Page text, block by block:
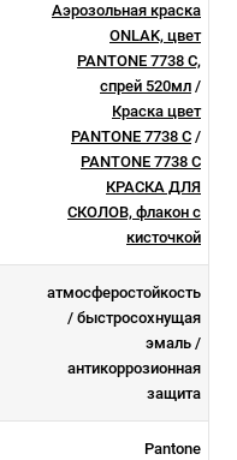
Аэрозольная краска
ONLAK, цвет
PANTONE 7738 C,
спрей 520мл /
Краска цвет
PANTONE 7738 C /
PANTONE 7738 C
КРАСКА ДЛЯ
СКОЛОВ, флакон с
кисточкой
атмосферостойкоcть
/ быстросохнущая
эмаль /
антикоррозионная
защита
Pantone